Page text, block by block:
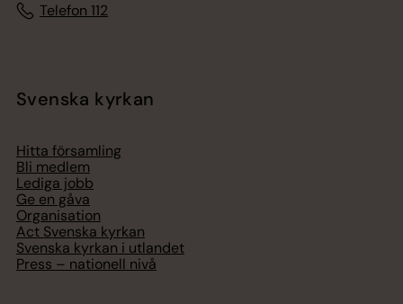
Telefon 112
Svenska kyrkan
Hitta församling
Bli medlem
Lediga jobb
Ge en gåva
Organisation
Act Svenska kyrkan
Svenska kyrkan i utlandet
Press – nationell nivå